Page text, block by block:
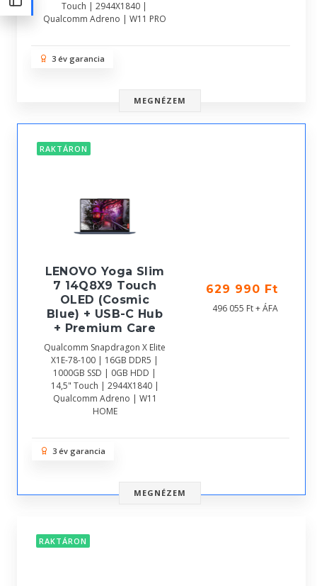
Touch | 2944X1840 |
Qualcomm Adreno | W11 PRO
3 év garancia
MEGNÉZEM
RAKTÁRON
LENOVO Yoga Slim
7 14Q8X9 Touch
OLED (Cosmic
Blue) + USB-C Hub
+ Premium Care
Qualcomm Snapdragon X Elite
X1E-78-100 | 16GB DDR5 |
1000GB SSD | 0GB HDD |
14,5" Touch | 2944X1840 |
Qualcomm Adreno | W11
HOME
629 990 Ft
496 055 Ft + ÁFA
3 év garancia
MEGNÉZEM
RAKTÁRON